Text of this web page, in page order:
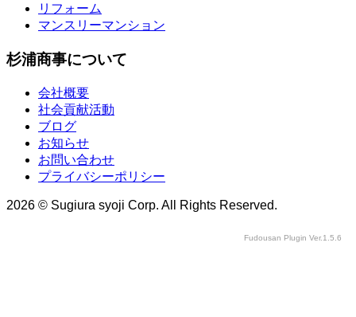
リフォーム
マンスリーマンション
杉浦商事について
会社概要
社会貢献活動
ブログ
お知らせ
お問い合わせ
プライバシーポリシー
2026 © Sugiura syoji Corp. All Rights Reserved.
Fudousan Plugin Ver.1.5.6